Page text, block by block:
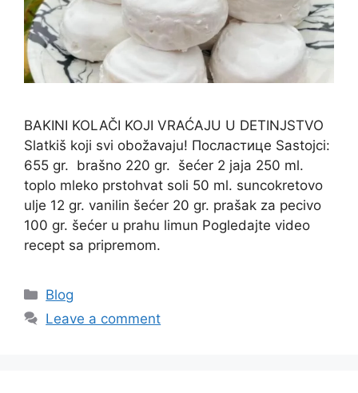
BAKINI KOLAČI KOJI VRAĆAJU U DETINJSTVO
Slatkiš koji svi obožavaju! Посластице Sastojci:
655 gr. brašno 220 gr. šećer 2 jaja 250 ml.
toplo mleko prstohvat soli 50 ml. suncokretovo
ulje 12 gr. vanilin šećer 20 gr. prašak za pecivo
100 gr. šećer u prahu limun Pogledajte video
recept sa pripremom.
Categories
Blog
Leave a comment